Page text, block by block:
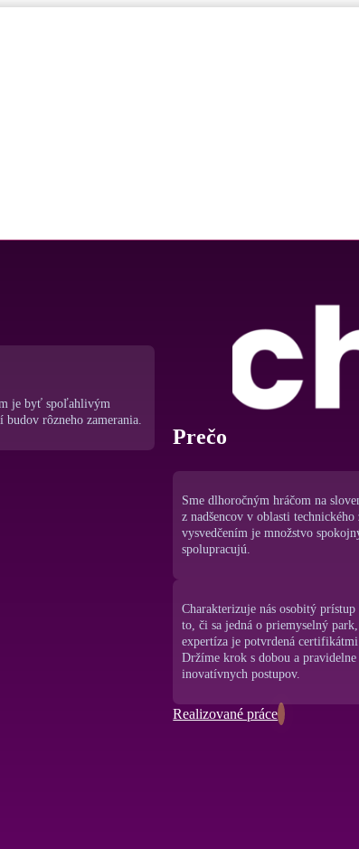
je byť spoľahlivým
rôzneho zamerania.
Prečo
Sme dlhoročným hráčom na
z nadšencov v oblasti
vysvedčením je množstvo
spolupracujú.
Charakterizuje nás osobitý
to, či sa jedná o priemyselný
expertíza je potvrdená
Držíme krok s dobou a
inovatívnych postupov.
Realizované práce